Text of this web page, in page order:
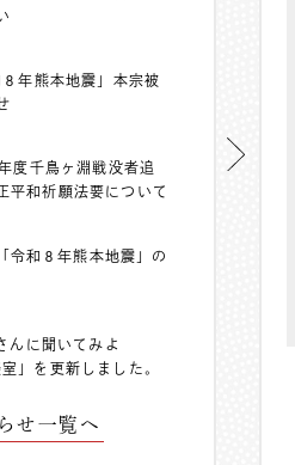
８年熊本地震」本宗被
度千鳥ヶ淵戦没者追
平和祈願法要について
「令和８年熊本地震」の
んに聞いてみよ
」を更新しました。
せ一覧へ